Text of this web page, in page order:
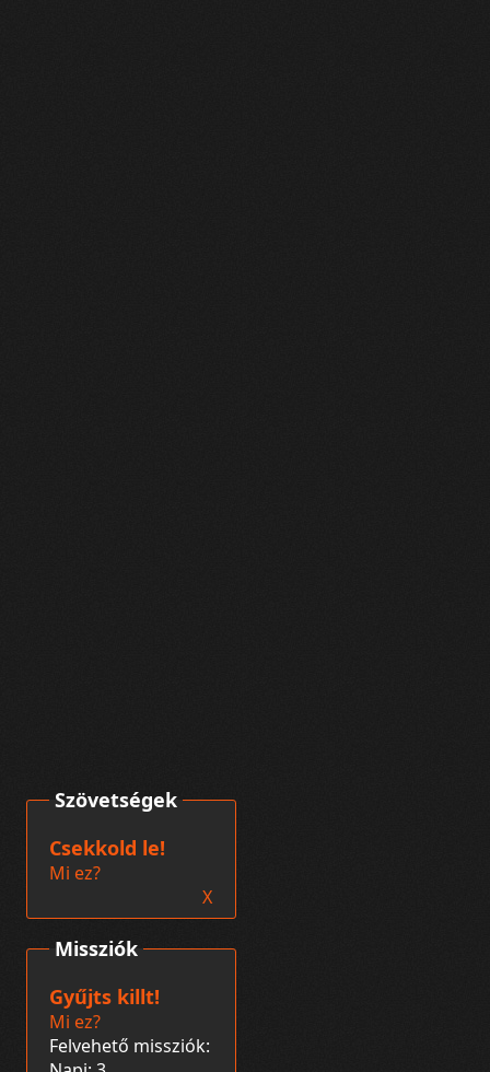
Missziók
Gyűjts killt!
Mi ez?
Felvehető missziók:
Szövetségek
Csekkold le!
Mi ez?
X